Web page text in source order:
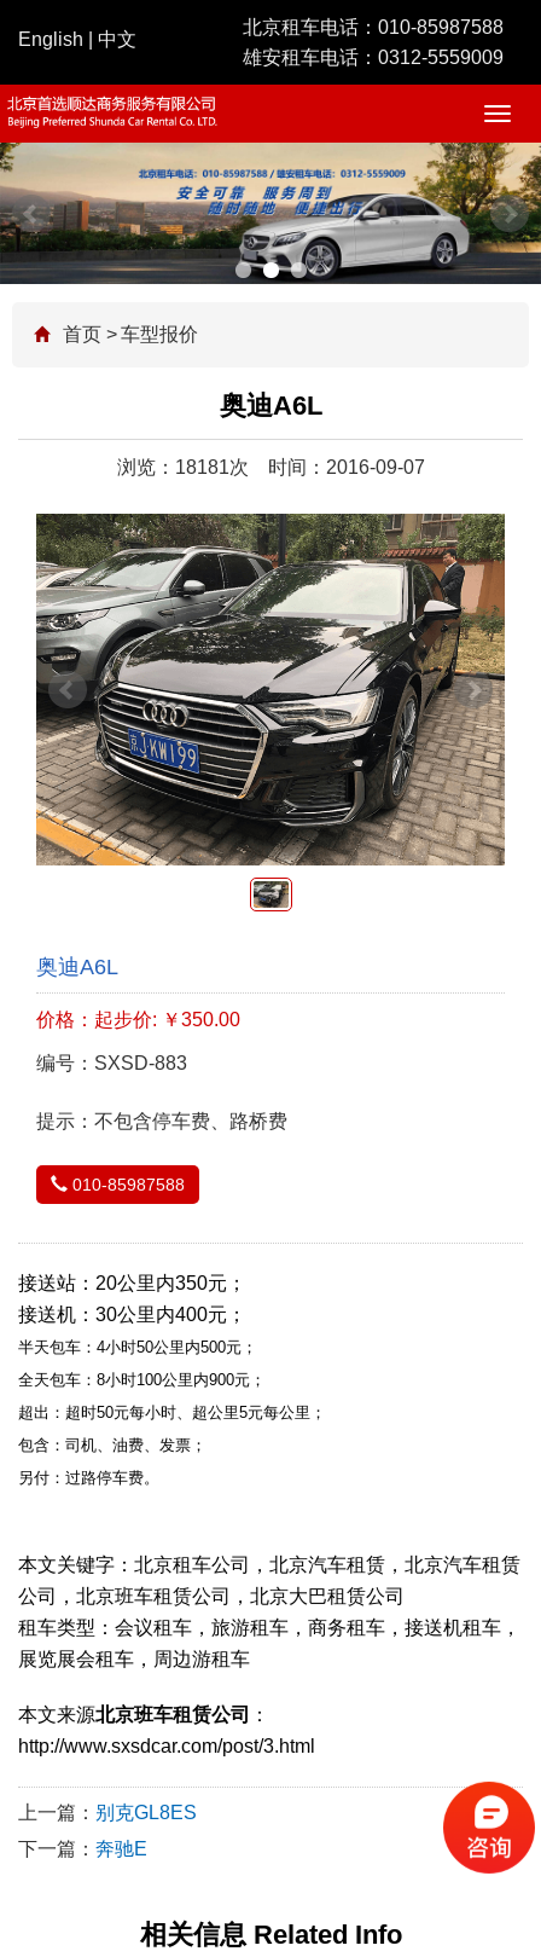
English 中文
北京租车电话： 010-85987588
雄安租车电话： 0312-5559009
首页 >车型报价
奥迪A6L
浏览：18181次 时间：2016-09-07
奥迪A6L
价格：起步价: ￥350.00
编号：SXSD-883
提示：不包含停车费、路桥费
010-85987588
接送站：20公里内350元；
接送机：30公里内400元；
半天包车：4小时50公里内500元；
全天包车：8小时100公里内900元；
超出：超时50元每小时、超公里5元每公里；
包含：司机、油费、发票；
另付：过路停车费。
本文关键字：北京租车公司，北京汽车租赁，北京汽车租赁
公司，北京班车租赁公司，北京大巴租赁公司
租车类型：会议租车，旅游租车，商务租车，接送机租车，
展览展会租车，周边游租车
本文来源北京班车租赁公司
：
http://www.sxsdcar.com/post/3.html
上一篇： 别克GL8ES
下一篇： 奔驰E
相关信息 Related Info